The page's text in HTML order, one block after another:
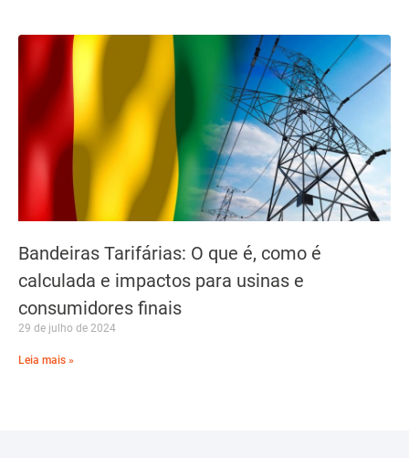
Bandeiras Tarifárias: O que é, como é
calculada e impactos para usinas e
consumidores finais
29 de julho de 2024
Leia mais »